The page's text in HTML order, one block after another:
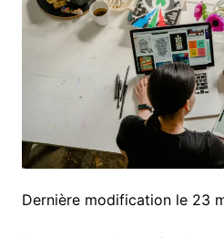
Dernière modification le 23